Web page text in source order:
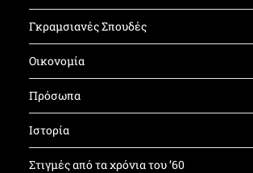
Γκραμσιανές Σπουδές
Οικονομία
Πρόσωπα
Ιστορία
Στιγμές από τα χρόνια του ’60